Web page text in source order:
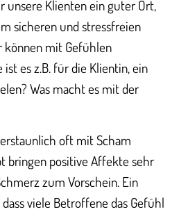
unsere Klienten ein guter Ort,
sicheren und stressfreien
können mit Gefühlen
es z.B. für die Klientin, ein
Was macht es mit der
oft mit Scham
bringen positive Affekte sehr
zum Vorschein. Ein
viele Betroffene das Gefühl